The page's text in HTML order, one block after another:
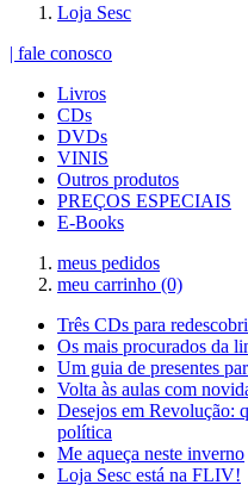
Loja Sesc
| fale conosco
Livros
CDs
DVDs
VINIS
Outros produtos
PREÇOS ESPECIAIS
E-Books
meus pedidos
meu carrinho (0)
Três CDs para
Os mais procurados da
Um guia de presentes
Volta às aulas com
Desejos em Revolução:
política
Me aqueça neste inverno
Loja Sesc está na FLIV!